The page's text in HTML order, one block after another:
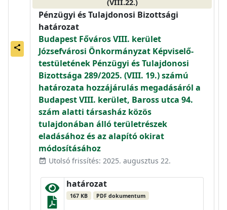
share
(VIII.22.)
Pénzügyi és Tulajdonosi Bizottsági
határozat
Budapest Főváros VIII. kerület
Józsefvárosi Önkormányzat Képviselő-
testületének Pénzügyi és Tulajdonosi
Bizottsága 289/2025. (VIII. 19.) számú
határozata hozzájárulás megadásáról a
Budapest VIII. kerület, Baross utca 94.
szám alatti társasház közös
tulajdonában álló területrészek
eladásához és az alapító okirat
módosításához
event_available Utolsó frissítés: 2025. augusztus 22.
határozat
167 KB PDF dokumentum